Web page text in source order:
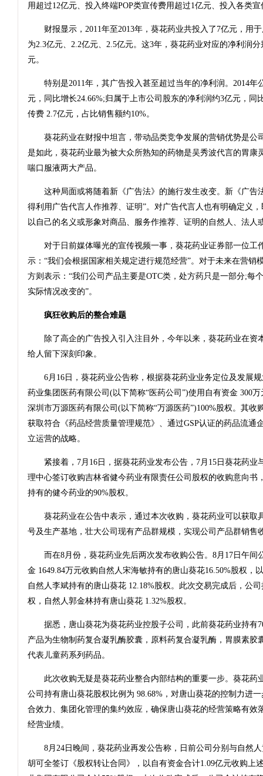
用超过12亿元、投入终端POP类宣传费用超过1亿元、投入各类
财报显示，2011年至2013年，葵花药业共投入了7亿元，用于
为2.3亿元、2.2亿元、2.5亿元。这3年，葵花药业对应的净利润
元。
特别是2011年，其广告投入甚至超过当年的净利润。2014年
元，同比增长24.66%;归属于上市公司股东的净利润约3亿元，同
传费 2.7亿元，占比销售额约10%。
葵花药业在财报中坦言，带动品类竞争发展的营销优势是公
是如此，葵花药业最为被大众所熟知的药物是吴秀波代言的胃康
喘口服液两大产品。
这种局面或将随着新《广告法》的施行发生改变。新《广告
得利用广告代言人作推荐、证明”。对广告代言人也有明确定义
以自己的名义或形象对商品、服务作推荐、证明的自然人、法人
对于日前媒体曝光的宣传视频一事，葵花药业证券部一位工
示：“我们会根据国家相关规定进行规范经营”。对于未来在营销
方则表示：“我们公司产品主要是OTC类，处方药只是一部分;每
实际情况改变的”。
疯狂收购后的整合难题
除了高企的广告投入引入注目外，今年以来，葵花药业在资
给人留下深刻印象。
6月16日，葵花药业公告称，根据葵花药业业务定位及发展规
药业集团医药有限公司(以下简称“医药公司”)使用自有资金 300
深圳市万源医药有限公司(以下简称“万源医药”)100%股权。其收
获取符合《药品经营质量管理规范》、通过GSP认证的药品流通
立运营的战略。
紧接着，7月16日，据葵花药业发布公告，7月15日葵花药业
理中心签订收购吉林省健今药业有限责任公司股权的收购意向书
持有的健今药业的90%股权。
葵花药业在公告中表示，通过本次收购，葵花药业可以获取
号及生产基地，壮大公司现有产品群规模，实现公司产品群销售
而在8月份，葵花药业先后两次发布收购公告。8月17日午间
金 1649.84万元收购自然人宋海敏持有的唐山葵花16.50%股权，
自然人李斌持有的唐山葵花 12.18%股权。此次交易完成后，公
权，自然人郭金林持有唐山葵花 1.32%股权。
据悉，唐山葵花为葵花药业控股子公司，此前葵花药业持有
产品为生物制药复合凝乳酶胶囊，原料药复合凝乳酶，胃膜素胶
代表儿童药系列药品。
此次收购无疑是葵花药业整合内部结构的重要一步。葵花药
公司持有唐山葵花股权比例为 98.68%，对唐山葵花的控制力进
合效力、集团化管理的集约效应，确保唐山葵花的经营策略有效
经营业绩。
8月24日晚间，葵花药业再发公告称，日前公司分别与自然人
胡可全签订《股权转让合同》，以自有资金合计1.09亿元收购上